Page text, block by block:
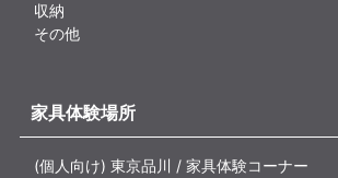
収納
その他
家具体験場所
(個人向け) 東京品川 / 家具体験コーナー